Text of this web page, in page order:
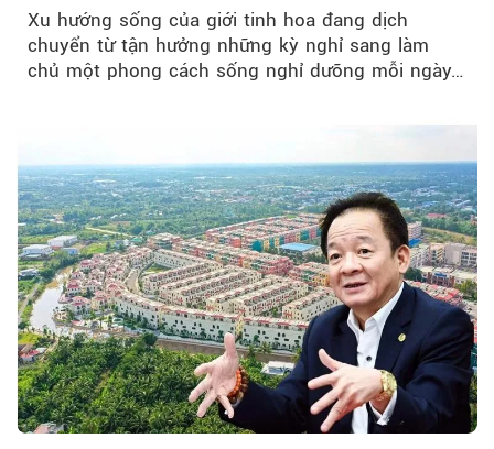
Xu hướng sống của giới tinh hoa đang dịch
chuyển từ tận hưởng những kỳ nghỉ sang làm
chủ một phong cách sống nghỉ dưỡng mỗi ngày…